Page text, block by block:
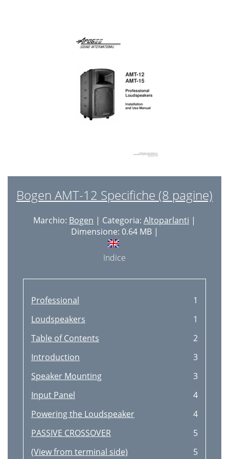
Bogen AMT-12 Specifiche (8 pagine)
Marchio: Bogen | Categoria: Altoparlanti |
Dimensione: 0.64 MB |
Indice
Professional
1
Loudspeakers
1
Table of Contents
2
Introduction
3
Speaker Mounting
3
Input Panel
4
Powering the Loudspeaker
4
PASSIVE CROSSOVER
5
(View from terminal side)
5